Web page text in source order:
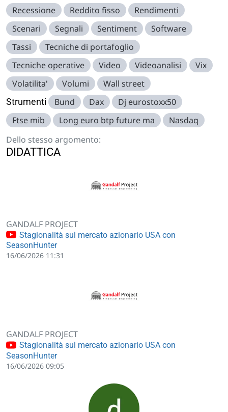
Recessione Reddito fisso
Rendimenti
Scenari
Segnali Sentiment
Software
Tassi
Tecniche di portafoglio
Tecniche operative
Video Videoanalisi
Vix
Volatilita'
Volumi Wall street
Strumenti Bund Dax
Dj eurostoxx50
Ftse mib
Long euro btp future ma
Nasdaq
Dello stesso argomento:
DIDATTICA
GANDALF PROJECT
Stagionalità sul mercato azionario USA con
SeasonHunter
16/06/2026 11:31
GANDALF PROJECT
Stagionalità sul mercato azionario USA con
SeasonHunter
16/06/2026 09:05